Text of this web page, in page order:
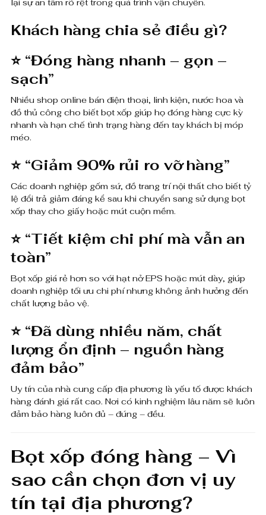
lại sự an tâm rõ rệt trong quá trình vận chuyển.
Khách hàng chia sẻ điều gì?
⭐ “Đóng hàng nhanh – gọn –
sạch”
Nhiều shop online bán điện thoại, linh kiện, nước hoa và
đồ thủ công cho biết bọt xốp giúp họ đóng hàng cực kỳ
nhanh và hạn chế tình trạng hàng đến tay khách bị móp
méo.
⭐ “Giảm 90% rủi ro vỡ hàng”
Các doanh nghiệp gốm sứ, đồ trang trí nội thất cho biết tỷ
lệ đổi trả giảm đáng kể sau khi chuyển sang sử dụng bọt
xốp thay cho giấy hoặc mút cuộn mềm.
⭐ “Tiết kiệm chi phí mà vẫn an
toàn”
Bọt xốp giá rẻ hơn so với hạt nở EPS hoặc mút dày, giúp
doanh nghiệp tối ưu chi phí nhưng không ảnh hưởng đến
chất lượng bảo vệ.
⭐ “Đã dùng nhiều năm, chất
lượng ổn định – nguồn hàng
đảm bảo”
Uy tín của nhà cung cấp địa phương là yếu tố được khách
hàng đánh giá rất cao. Nơi có kinh nghiệm lâu năm sẽ luôn
đảm bảo hàng luôn đủ – đúng – đều.
Bọt xốp đóng hàng – Vì
sao cần chọn đơn vị uy
tín tại địa phương?